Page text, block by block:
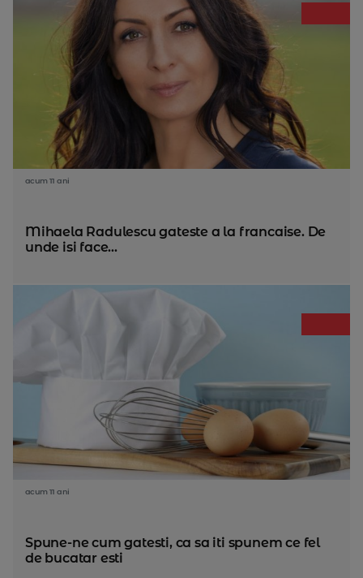
acum 11 ani
Mihaela Radulescu gateste a la francaise. De
unde isi face...
acum 11 ani
Spune-ne cum gatesti, ca sa iti spunem ce fel
de bucatar esti